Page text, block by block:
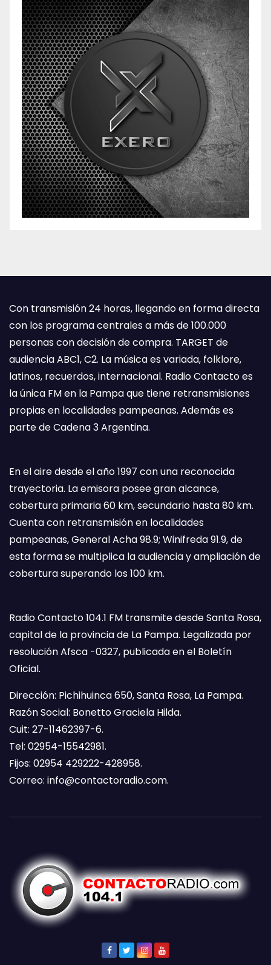
Con transmisión 24 horas, llegando en forma directa
con los programa centrales a más de 100.000
personas con decisión de compra. TARGET de
audiencia ABC1, C2. La música es variada, folklore,
latinos, recuerdos, internacional. Radio Contacto es
la única FM en la Pampa que tiene retransmisiones
propias en localidades pampeanas. Además es
parte de Cadena 3 Argentina.
En el aire desde el año 1997 con una reconocida
trayectoria. La emisora posee gran alcance,
cobertura primaria 60 km, secundario hasta 80 km.
Cuenta con retransmisión en localidades
pampeanas, General Acha 98.9; Winifreda 91.9, de
esta forma se multiplica la audiencia y ampliación de
cobertura superando los 100 km.
Radio Contacto 104.1 FM transmite desde Santa Rosa,
capital de la provincia de La Pampa. Legalizada por
resolución Afsca -0327, publicada en el Boletín
Oficial.
Dirección: Pichihuinca 650, Santa Rosa, La Pampa.
Razón Social: Bonetto Graciela Hilda.
Cuit: 27-11462397-6.
Tel: 02954-15542981.
Fijos: 02954 429222-428958.
Correo: info@contactoradio.com.